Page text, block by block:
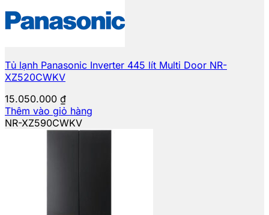
Tủ lạnh Panasonic Inverter 445 lít Multi Door NR-
XZ520CWKV
15.050.000 ₫
Thêm vào giỏ hàng
NR-XZ590CWKV